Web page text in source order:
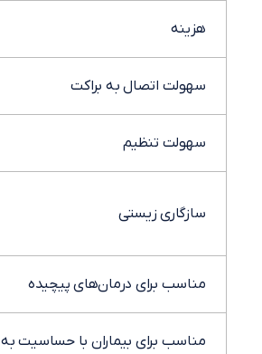
هزینه
سهولت اتصال به براکت
سهولت تنظیم
سازگاری زیستی
مناسب برای درمان‌های پیچیده
مناسب برای بیماران با حساسیت به